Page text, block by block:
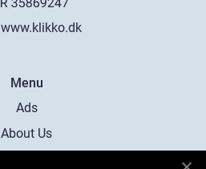
www.klikko.dk
Menu
Ads
About Us